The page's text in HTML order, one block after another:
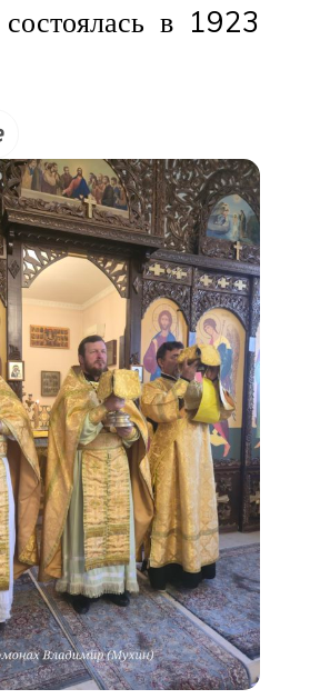
в 1923